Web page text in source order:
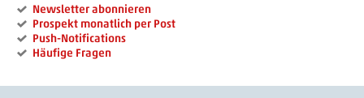
Newsletter abonnieren
Prospekt monatlich per Post
Push-Notifications
Häufige Fragen